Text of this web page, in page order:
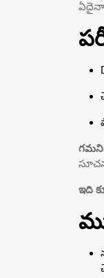
ఏదైనా
ఇది